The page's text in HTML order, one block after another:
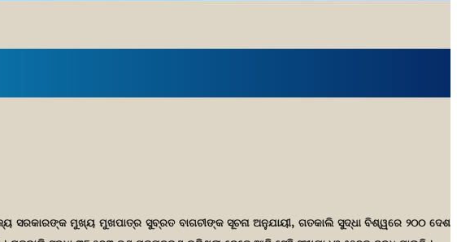
ମୁଖ୍ୟ ମୁଖପାତ୍ର ସୁବ୍ରତ ବାଗଚୀଙ୍କ ସୂଚନା ଅନୁଯାୟୀ, ଗତକାଲି ସୁଦ୍ଧା ବିଶ୍ୱରେ ୨୦୦ ଦେଶ